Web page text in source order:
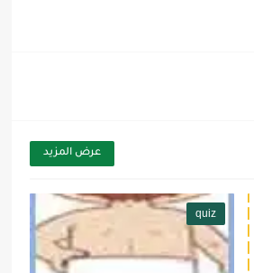
عرض المزيد
quiz